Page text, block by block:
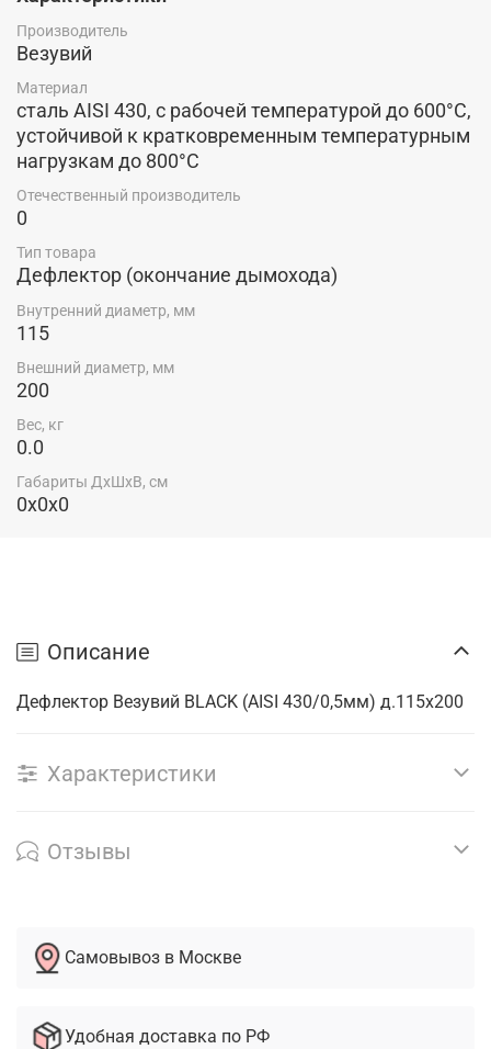
Производитель
Везувий
Материал
сталь AISI 430, с рабочей температурой до 600°C,
устойчивой к кратковременным температурным
нагрузкам до 800°C
Отечественный производитель
0
Тип товара
Дефлектор (окончание дымохода)
Внутренний диаметр, мм
115
Внешний диаметр, мм
200
Вес, кг
0.0
Габариты ДхШхВ, см
0x0x0
Описание
Дефлектор Везувий BLACK (AISI 430/0,5мм) д.115х200
Характеристики
Отзывы
Самовывоз в Москве
Удобная доставка по РФ